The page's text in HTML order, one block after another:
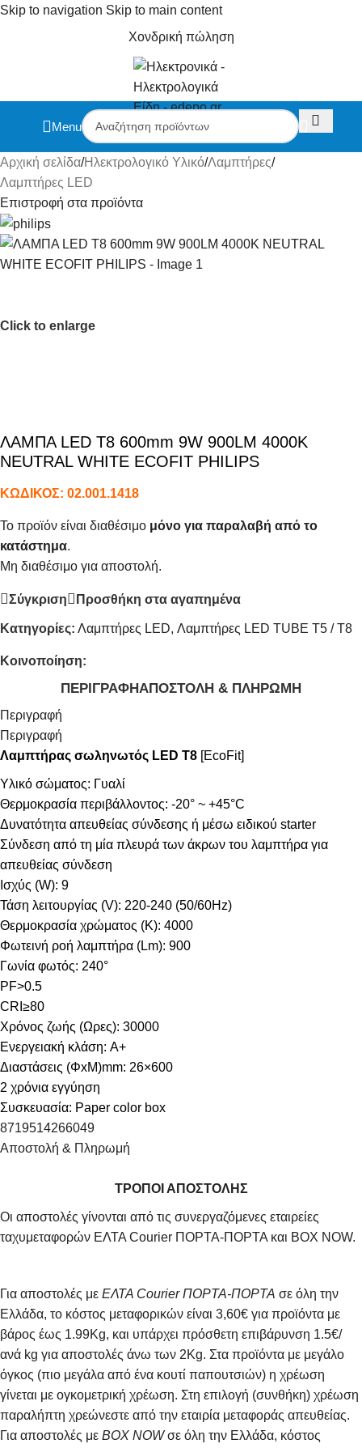
Skip to navigation Skip to main content
Χονδρική πώληση
Menu
Αρχική σελίδα/Ηλεκτρολογικό Υλικό/Λαμπτήρες/
Λαμπτήρες LED
Επιστροφή στα προϊόντα
Click to enlarge
ΛΑΜΠΑ LED T8 600mm 9W 900LM 4000K
NEUTRAL WHITE ECOFIT PHILIPS
ΚΩΔΙΚΟΣ: 02.001.1418
Το προϊόν είναι διαθέσιμο μόνο για παραλαβή από το
κατάστημα.
Μη διαθέσιμο για αποστολή.
Σύγκριση Προσθήκη στα αγαπημένα
Κατηγορίες: Λαμπτήρες LED, Λαμπτήρες LED TUBE T5 / T8
Κοινοποίηση:
ΠΕΡΙΓΡΑΦΉΑΠΟΣΤΟΛΉ & ΠΛΗΡΩΜΉ
Περιγραφή
Περιγραφή
Λαμπτήρας σωληνωτός LED T8 [EcoFit]
Υλικό σώματος: Γυαλί
Θερμοκρασία περιβάλλοντος: -20° ~ +45°C
Δυνατότητα απευθείας σύνδεσης ή μέσω ειδικού starter
Σύνδεση από τη μία πλευρά των άκρων του λαμπτήρα για
απευθείας σύνδεση
Ισχύς (W): 9
Τάση λειτουργίας (V): 220-240 (50/60Hz)
Θερμοκρασία χρώματος (Κ): 4000
Φωτεινή ροή λαμπτήρα (Lm): 900
Γωνία φωτός: 240°
PF>0.5
CRI≥80
Χρόνος ζωής (Ωρες): 30000
Ενεργειακή κλάση: A+
Διαστάσεις (ΦxΜ)mm: 26×600
2 χρόνια εγγύηση
Συσκευασία: Paper color box
8719514266049
Αποστολή & Πληρωμή
ΤΡΟΠΟΙ ΑΠΟΣΤΟΛΗΣ
Οι αποστολές γίνονται από τις συνεργαζόμενες εταιρείες
ταχυμεταφορών ΕΛΤΑ Courier ΠΟΡΤΑ-ΠΟΡΤΑ και BOX NOW.
Για αποστολές με ΕΛΤΑ Courier ΠΟΡΤΑ-ΠΟΡΤΑ σε όλη την
Ελλάδα, το κόστος μεταφορικών είναι 3,60€ για προϊόντα με
βάρος έως 1.99Kg, και υπάρχει πρόσθετη επιβάρυνση 1.5€/
ανά kg για αποστολές άνω των 2Κg. Στα προϊόντα με μεγάλο
όγκος (πιο μεγάλα από ένα κουτί παπουτσιών) η χρέωση
γίνεται με ογκομετρική χρέωση. Στη επιλογή (συνθήκη) χρέωση
παραλήπτη χρεώνεστε από την εταιρία μεταφοράς απευθείας.
Για αποστολές με BOX NOWσε όλη την Ελλάδα, κόστος